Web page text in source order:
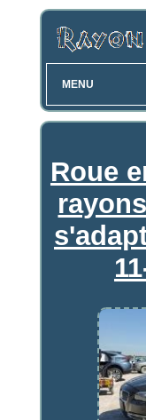
MENU
Roue